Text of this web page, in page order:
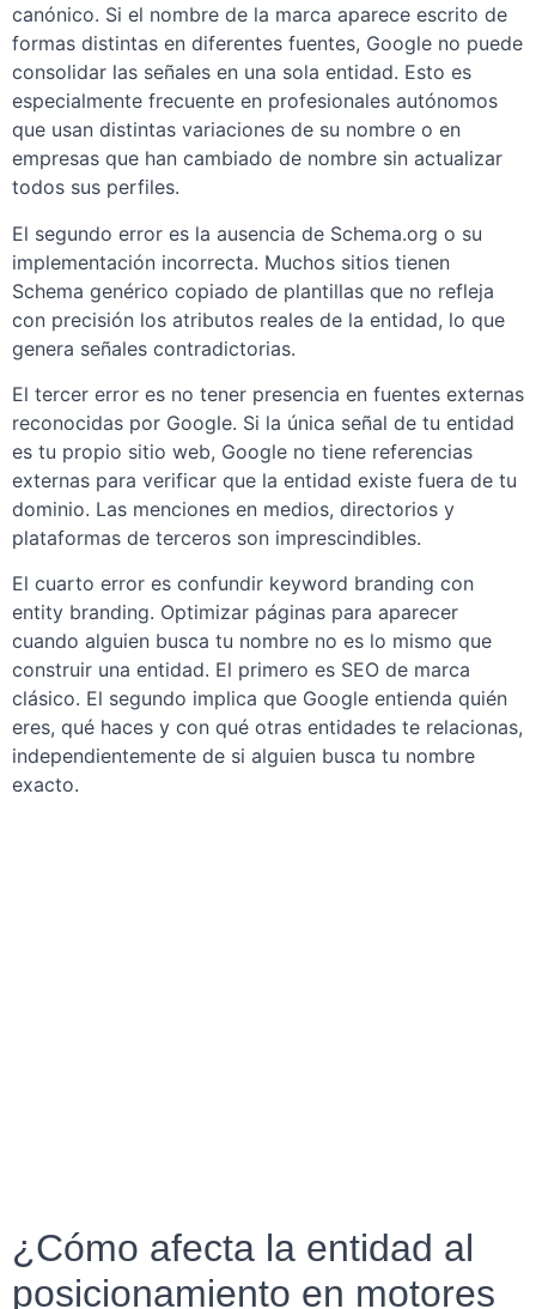
canónico. Si el nombre de la marca aparece escrito de
formas distintas en diferentes fuentes, Google no puede
consolidar las señales en una sola entidad. Esto es
especialmente frecuente en profesionales autónomos
que usan distintas variaciones de su nombre o en
empresas que han cambiado de nombre sin actualizar
todos sus perfiles.
El segundo error es la ausencia de Schema.org o su
implementación incorrecta. Muchos sitios tienen
Schema genérico copiado de plantillas que no refleja
con precisión los atributos reales de la entidad, lo que
genera señales contradictorias.
El tercer error es no tener presencia en fuentes externas
reconocidas por Google. Si la única señal de tu entidad
es tu propio sitio web, Google no tiene referencias
externas para verificar que la entidad existe fuera de tu
dominio. Las menciones en medios, directorios y
plataformas de terceros son imprescindibles.
El cuarto error es confundir keyword branding con
entity branding. Optimizar páginas para aparecer
cuando alguien busca tu nombre no es lo mismo que
construir una entidad. El primero es SEO de marca
clásico. El segundo implica que Google entienda quién
eres, qué haces y con qué otras entidades te relacionas,
independientemente de si alguien busca tu nombre
exacto.
¿Cómo afecta la entidad al
posicionamiento en motores